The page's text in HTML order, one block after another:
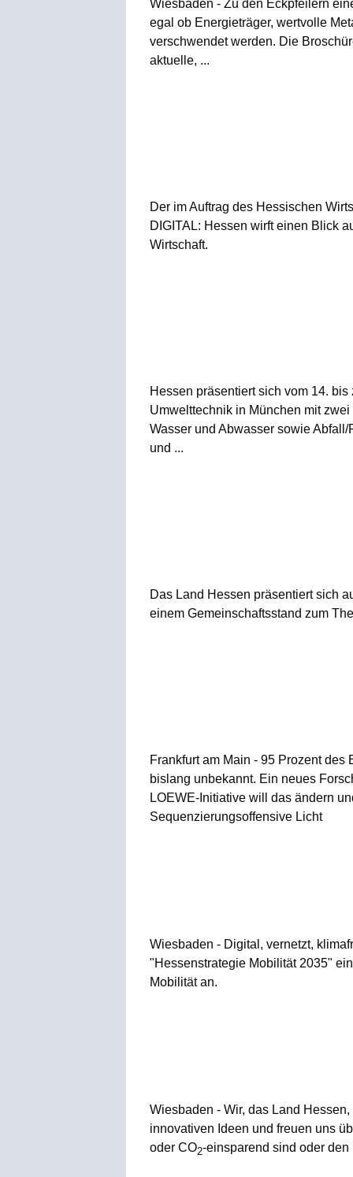
Wiesbaden - Zu den Eckpfeilern
egal ob Energieträger, wertvolle
verschwendet werden. Die
aktuelle, ...
Der im Auftrag des Hessischen
DIGITAL: Hessen wirft einen Blick
Wirtschaft.
Hessen präsentiert sich vom 14.
Umwelttechnik in München mit
Wasser und Abwasser sowie
und ...
Das Land Hessen präsentiert sich
einem Gemeinschaftsstand zum
Frankfurt am Main - 95 Prozent
bislang unbekannt. Ein neues
LOEWE-Initiative will das ändern
Sequenzierungsoffensive Licht
Wiesbaden - Digital, vernetzt,
"Hessenstrategie Mobilität 2035"
Mobilität an.
Wiesbaden - Wir, das Land
innovativen Ideen und freuen uns
oder CO2-einsparend sind oder